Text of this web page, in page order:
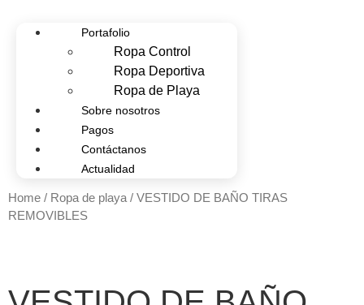
Portafolio
Ropa Control
Ropa Deportiva
Ropa de Playa
Sobre nosotros
Pagos
Contáctanos
Actualidad
Home / Ropa de playa / VESTIDO DE BAÑO TIRAS
REMOVIBLES